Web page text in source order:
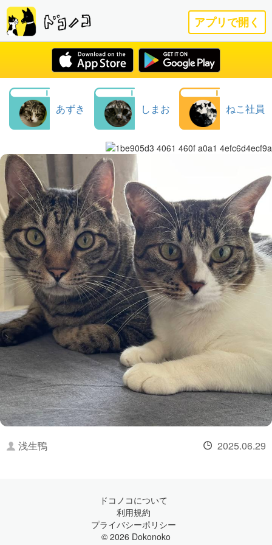
アプリで開く
あずき しまお ねこ社員
浅生鴨 2025.06.29
ドコノコについて
利用規約
プライバシーポリシー
© 2026 Dokonoko